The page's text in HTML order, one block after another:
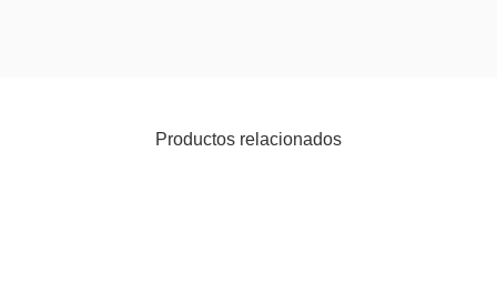
Productos relacionados